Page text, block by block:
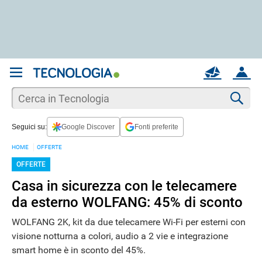
ACCOUNT
MAIL
Seguici su: Google Discover Fonti preferite
HOME OFFERTE
OFFERTE
Casa in sicurezza con le telecamere
da esterno WOLFANG: 45% di sconto
WOLFANG 2K, kit da due telecamere Wi-Fi per esterni con
visione notturna a colori, audio a 2 vie e integrazione
smart home è in sconto del 45%.